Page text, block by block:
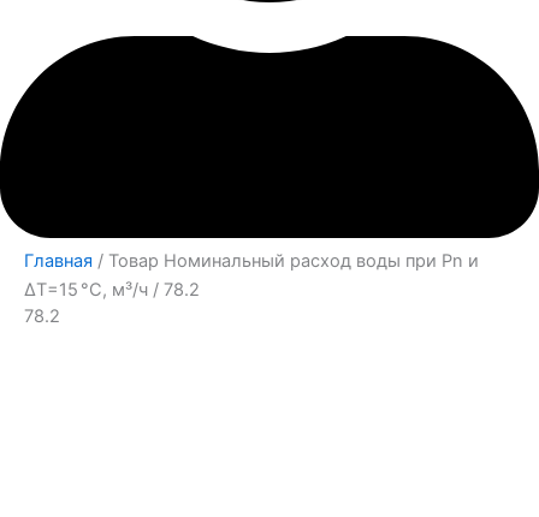
Главная / Товар Номинальный расход воды при Pn и
∆Т=15 °С, м³/ч / 78.2
78.2